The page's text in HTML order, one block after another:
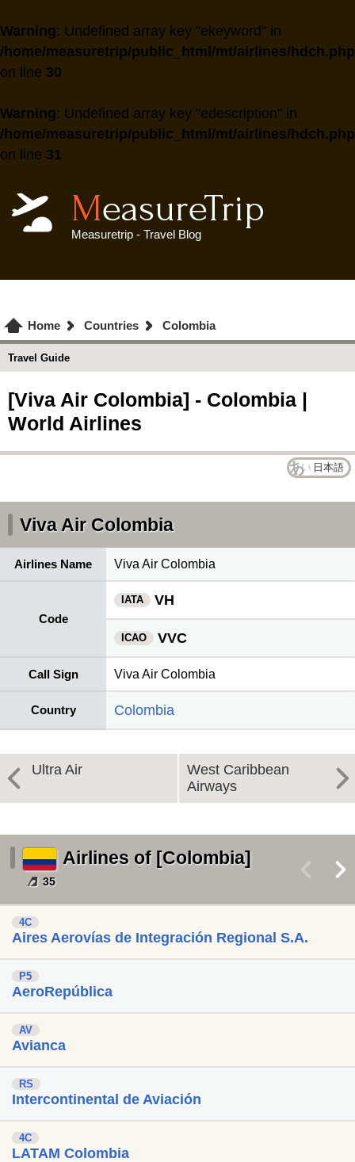
Warning: Undefined array key "ekeyword" in
/home/measuretrip/public_html/mt/airlines/hdch.php
on line 30
Warning: Undefined array key "edescription" in
/home/measuretrip/public_html/mt/airlines/hdch.php
on line 31
MeasureTrip
Measuretrip - Travel Blog
Home Countries Colombia
Travel Guide
[Viva Air Colombia] - Colombia |
World Airlines
日本語
Viva Air Colombia
Airlines Name Viva Air Colombia
Code
IATA VH
ICAO VVC
Call Sign Viva Air Colombia
Country Colombia
Ultra Air
West Caribbean
Airways
Airlines of [Colombia]
35
4C
Aires Aerovías de Integración Regional S.A.
P5
AeroRepública
AV
Avianca
RS
Intercontinental de Aviación
4C
LATAM Colombia